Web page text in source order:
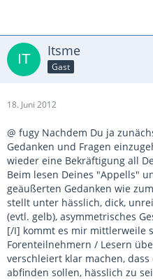
Itsme
Gast
18. Juni 2012
@ fugy Nachdem Du ja
Gedanken und Fragen
wieder eine Bekräftigung all
Beim lesen Deines "Appells"
geäußerten Gedanken wie
stellt unter hässlich, dick,
(evtl. gelb), asymmetrisches
[/I] kommt es mir mittlerweile
Forenteilnehmern / Lesern
verschleiert klar machen,
abfinden sollen, hässlich zu